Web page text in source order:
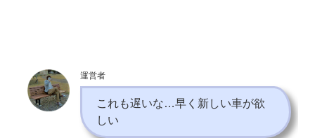
運営者
これも遅いな…早く新しい車が欲
しい